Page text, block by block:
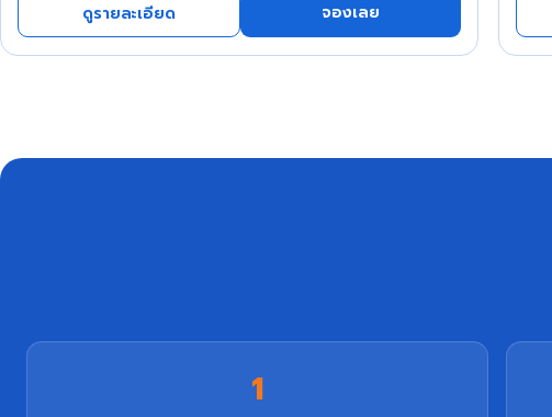
ดูรายละเอียด จองเลย
1